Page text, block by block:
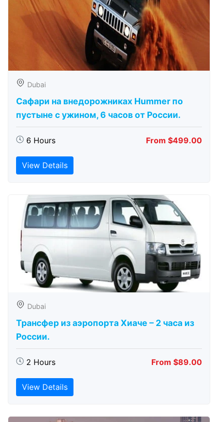
Dubai
Сафари на внедорожниках Hummer по
пустыне с ужином, 6 часов от России.
6 Hours From $499.00
View Details
Dubai
Трансфер из аэропорта Хиаче – 2 часа из
России.
2 Hours From $89.00
View Details